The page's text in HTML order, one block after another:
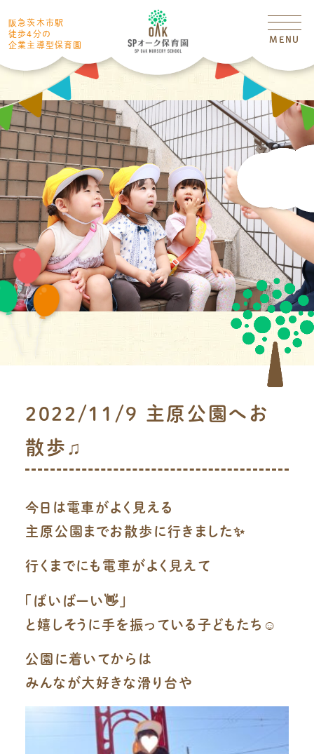
阪急茨木市駅
徒歩4分の
企業主導型保育園
MENU
2022/11/9 主原公園へお
散歩♫
今日は電車がよく見える
主原公園までお散歩に行きました✨
行くまでにも電車がよく見えて
「ばいばーい👋」
と嬉しそうに手を振っている子どもたち☺️
公園に着いてからは
みんなが大好きな滑り台や